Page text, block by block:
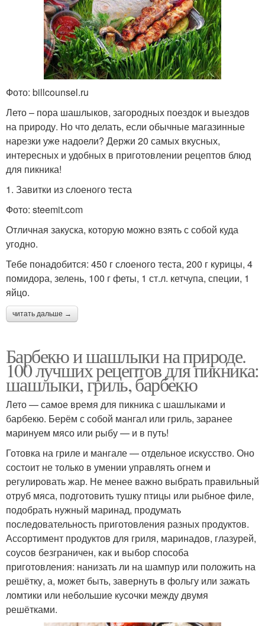
Фото: billcounsel.ru
Лето – пора шашлыков, загородных поездок и выездов
на природу. Но что делать, если обычные магазинные
нарезки уже надоели? Держи 20 самых вкусных,
интересных и удобных в приготовлении рецептов блюд
для пикника!
1. Завитки из слоеного теста
Фото: steemit.com
Отличная закуска, которую можно взять с собой куда
угодно.
Тебе понадобится: 450 г слоеного теста, 200 г курицы, 4
помидора, зелень, 100 г феты, 1 ст.л. кетчупа, специи, 1
яйцо.
читать дальше →
Барбекю и шашлыки на природе.
100 лучших рецептов для пикника:
шашлыки, гриль, барбекю
Лето — самое время для пикника с шашлыками и
барбекю. Берём с собой мангал или гриль, заранее
маринуем мясо или рыбу — и в путь!
Готовка на гриле и мангале — отдельное искусство. Оно
состоит не только в умении управлять огнем и
регулировать жар. Не менее важно выбрать правильный
отруб мяса, подготовить тушку птицы или рыбное филе,
подобрать нужный маринад, продумать
последовательность приготовления разных продуктов.
Ассортимент продуктов для гриля, маринадов, глазурей,
соусов безграничен, как и выбор способа
приготовления: нанизать ли на шампур или положить на
решётку, а, может быть, завернуть в фольгу или зажать
ломтики или небольшие кусочки между двумя
решётками.